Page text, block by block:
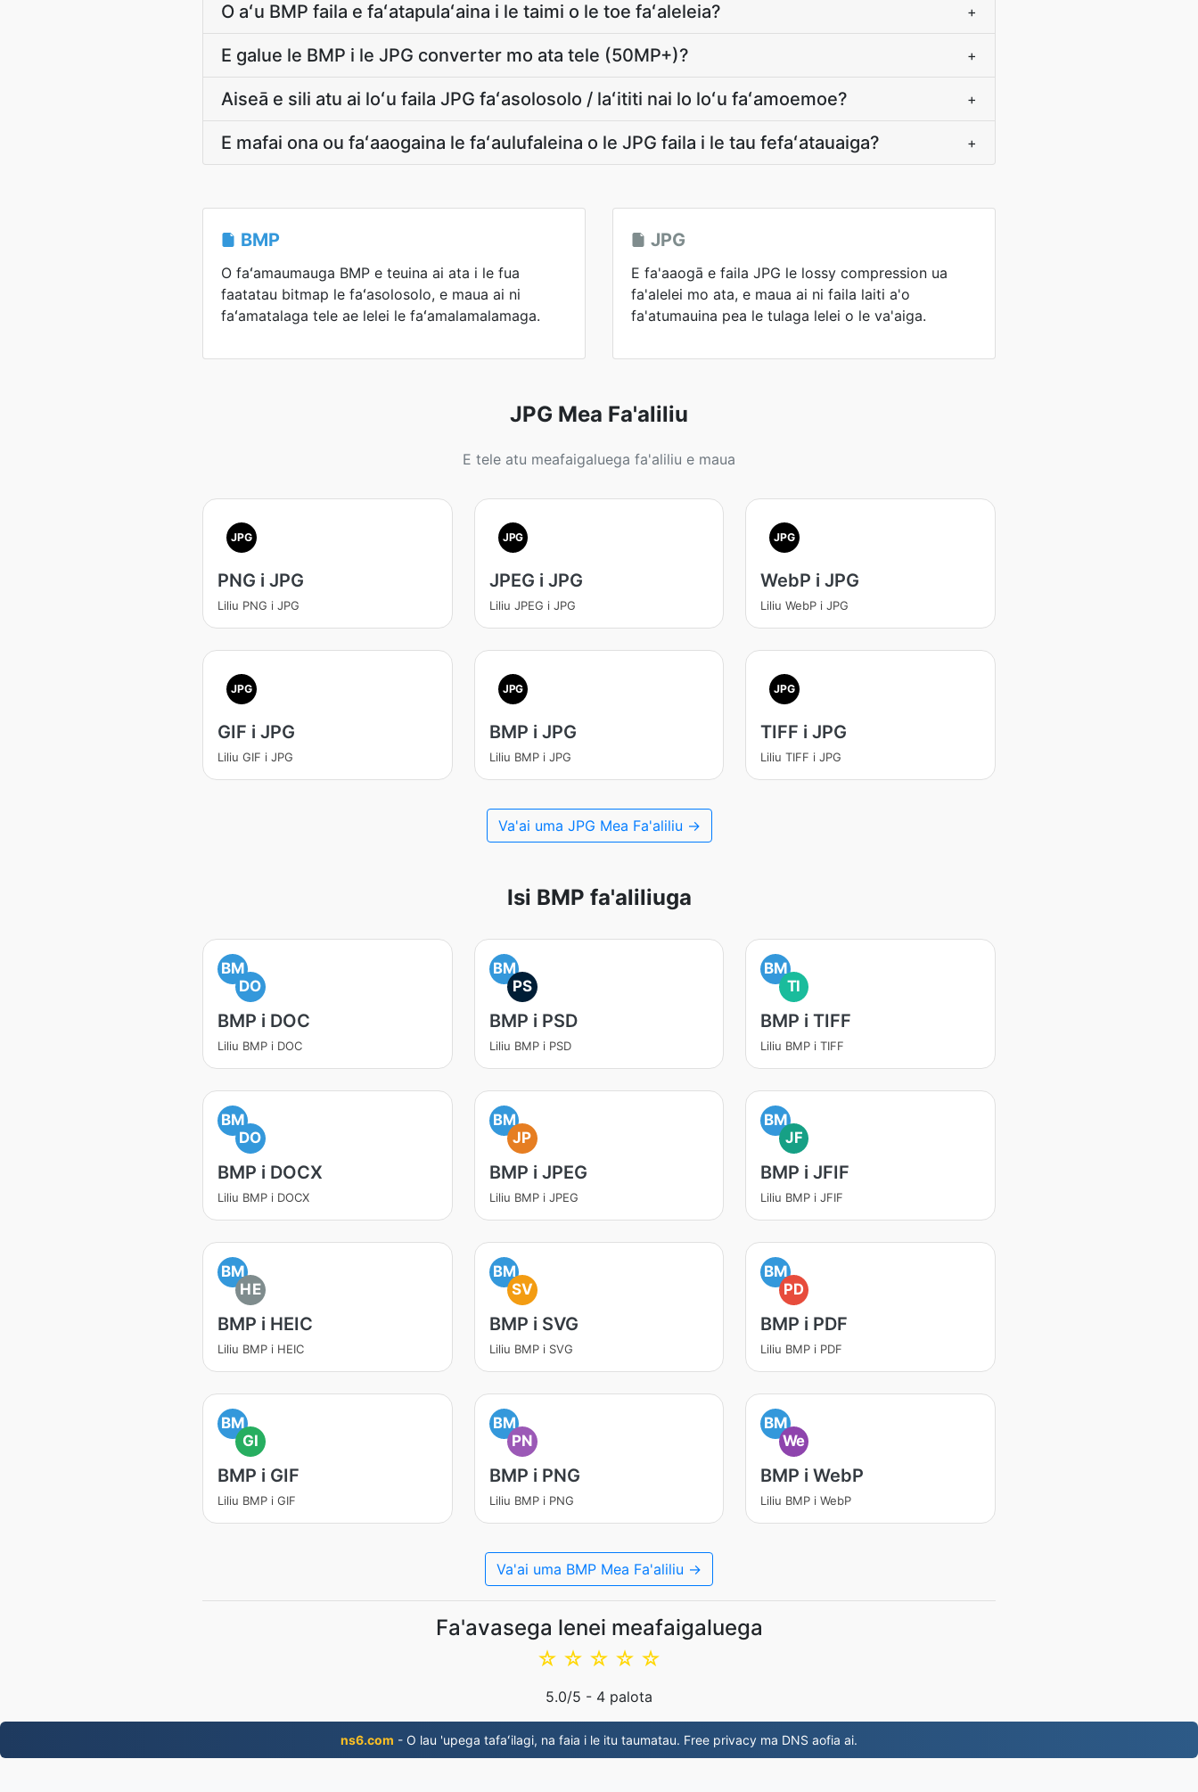
O aʻu BMP faila e faʻatapulaʻaina i le taimi o le toe faʻaleleia? +
E galue le BMP i le JPG converter mo ata tele (50MP+)? +
Aiseā e sili atu ai loʻu faila JPG faʻasolosolo / laʻititi nai lo loʻu faʻamoemoe? +
E mafai ona ou faʻaaogaina le faʻaulufaleina o le JPG faila i le tau fefaʻatauaiga? +
BMP
O faʻamaumauga BMP e teuina ai ata i le fua
faatatau bitmap le faʻasolosolo, e maua ai ni
faʻamatalaga tele ae lelei le faʻamalamalamaga.
JPG
E fa'aaogā e faila JPG le lossy compression ua
fa'alelei mo ata, e maua ai ni faila laiti a'o
fa'atumauina pea le tulaga lelei o le va'aiga.
JPG Mea Fa'aliliu
E tele atu meafaigaluega fa'aliliu e maua
JPG
PNG i JPG
Liliu PNG i JPG
JPG
JPEG i JPG
Liliu JPEG i JPG
JPG
WebP i JPG
Liliu WebP i JPG
JPG
GIF i JPG
Liliu GIF i JPG
JPG
BMP i JPG
Liliu BMP i JPG
JPG
TIFF i JPG
Liliu TIFF i JPG
Va'ai uma JPG Mea Fa'aliliu →
Isi BMP fa'aliliuga
BM
DO
BMP i DOC
Liliu BMP i DOC
BM
PS
BMP i PSD
Liliu BMP i PSD
BM
TI
BMP i TIFF
Liliu BMP i TIFF
BM
DO
BMP i DOCX
Liliu BMP i DOCX
BM
JP
BMP i JPEG
Liliu BMP i JPEG
BM
JF
BMP i JFIF
Liliu BMP i JFIF
BM
HE
BMP i HEIC
Liliu BMP i HEIC
BM
SV
BMP i SVG
Liliu BMP i SVG
BM
PD
BMP i PDF
Liliu BMP i PDF
BM
GI
BMP i GIF
Liliu BMP i GIF
BM
PN
BMP i PNG
Liliu BMP i PNG
BM
We
BMP i WebP
Liliu BMP i WebP
Va'ai uma BMP Mea Fa'aliliu →
Fa'avasega lenei meafaigaluega
☆
☆
☆
☆
☆
5.0/5 - 4 palota
ns6.com - O lau 'upega tafaʻilagi, na faia i le itu taumatau. Free privacy ma DNS aofia ai.